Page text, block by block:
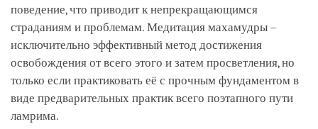
поведение, что приводит к непрекращающимся
страданиям и проблемам. Медитация махамудры –
исключительно эффективный метод достижения
освобождения от всего этого и затем просветления, но
только если практиковать её с прочным фундаментом в
виде предварительных практик всего поэтапного пути
ламрима.